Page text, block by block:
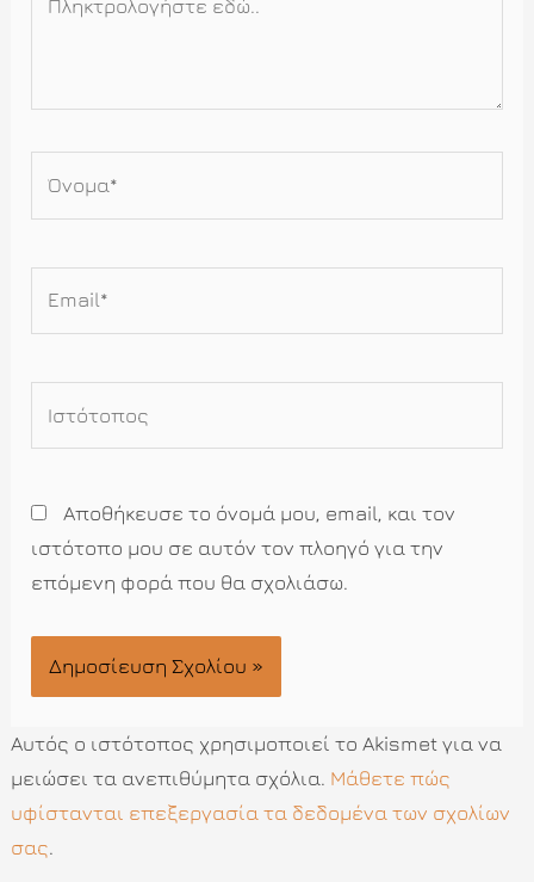
Αποθήκευσε το όνομά μου, email, και τον
ιστότοπο μου σε αυτόν τον πλοηγό για την
επόμενη φορά που θα σχολιάσω.
Αυτός ο ιστότοπος χρησιμοποιεί το Akismet για να
μειώσει τα ανεπιθύμητα σχόλια. Μάθετε πώς
υφίστανται επεξεργασία τα δεδομένα των σχολίων
σας.